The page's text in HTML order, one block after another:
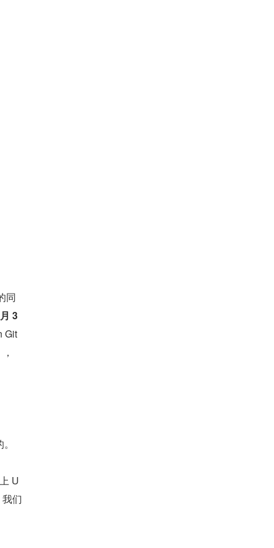
同
3
Git
U
们